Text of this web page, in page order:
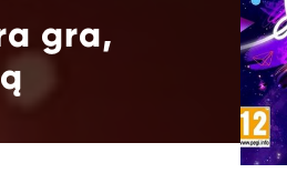
gra,